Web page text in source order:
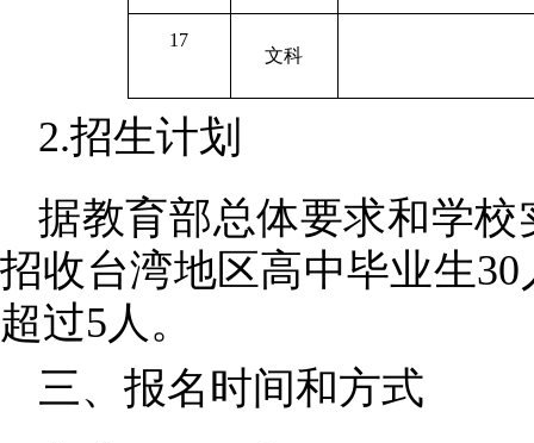
17
文科
2.招生计划
据教育部总体要求和学校
招收台湾地区高中毕业生30
超过5人。
三、报名时间和方式